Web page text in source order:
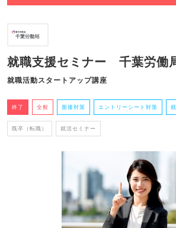
就職支援セミナー 千葉労働
就職活動スタートアップ講座
終了 全般 面接対策 エントリーシート対策
既卒（転職） 就活セミナー